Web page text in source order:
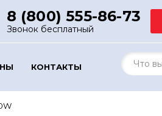
8 (800) 555-86-73
Звонок бесплатный
КОНТАКТЫ